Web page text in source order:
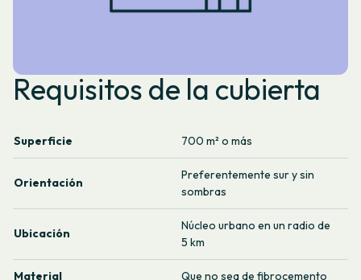
Requisitos de la cubierta
Superficie 700 m² o más
Orientación
Preferentemente sur y sin
sombras
Ubicación
Núcleo urbano en un radio de
5 km
Material Que no sea de fibrocemento